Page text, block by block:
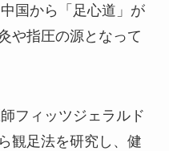
国から「足心道」が
や指圧の源となって
フィッツジェラルド
観足法を研究し、健